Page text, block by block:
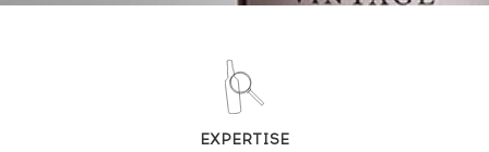
VOUS POSSÉDEZ UN SPIRITUEUX IDENTIQUE ?
Analyse & Performance du spiritueux
Hibiki 35 years Of. Early Kutani Peony and Butterfly
EXPERTISE